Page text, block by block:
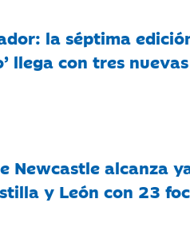
la séptima
llega con tres nuevas
Newcastle alcanza
y León con 23